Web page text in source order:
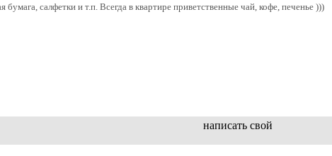
салфетки и т.п. Всегда в квартире приветственные чай, кофе, печенье )))
написать свой